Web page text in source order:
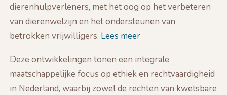
dierenhulpverleners, met het oog op het verbeteren
van dierenwelzijn en het ondersteunen van
betrokken vrijwilligers. Lees meer
Deze ontwikkelingen tonen een integrale
maatschappelijke focus op ethiek en rechtvaardigheid
in Nederland, waarbij zowel de rechten van kwetsbare